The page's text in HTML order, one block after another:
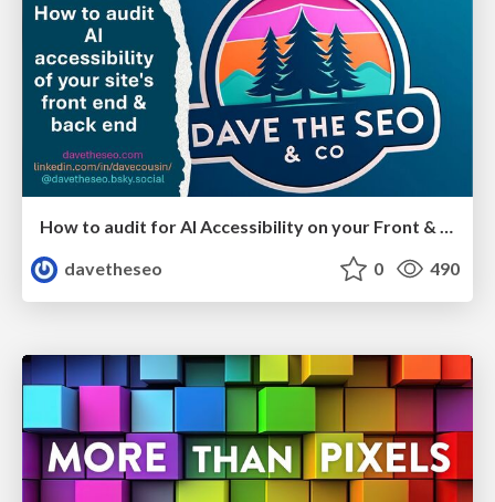
How to audit for AI Accessibility on your Front & Back End
davetheseo
0 490